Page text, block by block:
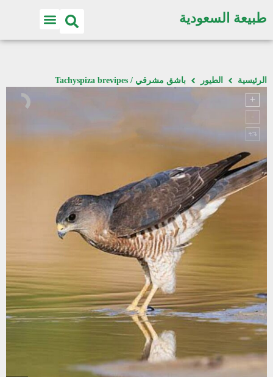
طبيعة السعودية
الرئيسية الطيور باشق مشرقي / Tachyspiza brevipes